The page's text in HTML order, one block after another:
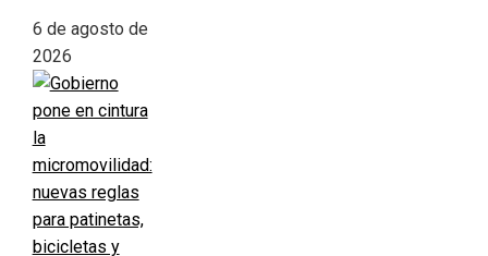
6 de agosto de
2026